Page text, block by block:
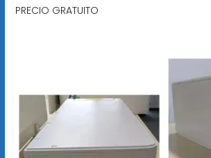
PRECIO GRATUITO